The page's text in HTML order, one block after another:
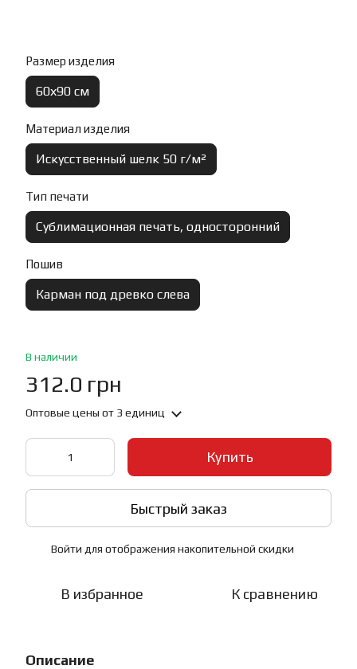
Размер изделия
60х90 см
Материал изделия
Искусственный шелк 50 г/м²
Тип печати
Сублимационная печать, односторонний
Пошив
Карман под древко слева
В наличии
312.0 грн
Оптовые цены от 3 единиц
Купить
Быстрый заказ
Войти для отображения накопительной скидки
В избранное К сравнению
Описание